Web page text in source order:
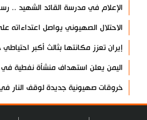
الإعلام في مدرسة القائد الشهيد ..
الاحتلال الصهيوني يواصل اعتداءاته
إيران تعزز مكانتها بثالث أكبر
اليمن يعلن استهداف منشأة نفطية في
خروقات صهيونية جديدة لوقف النار
إخلاء أمريكي لقاعدة الحرير في